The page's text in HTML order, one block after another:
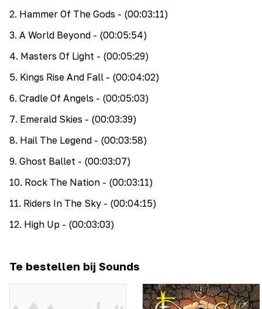
2. Hammer Of The Gods - (00:03:11)
3. A World Beyond - (00:05:54)
4. Masters Of Light - (00:05:29)
5. Kings Rise And Fall - (00:04:02)
6. Cradle Of Angels - (00:05:03)
7. Emerald Skies - (00:03:39)
8. Hail The Legend - (00:03:58)
9. Ghost Ballet - (00:03:07)
10. Rock The Nation - (00:03:11)
11. Riders In The Sky - (00:04:15)
12. High Up - (00:03:03)
Te bestellen bij Sounds